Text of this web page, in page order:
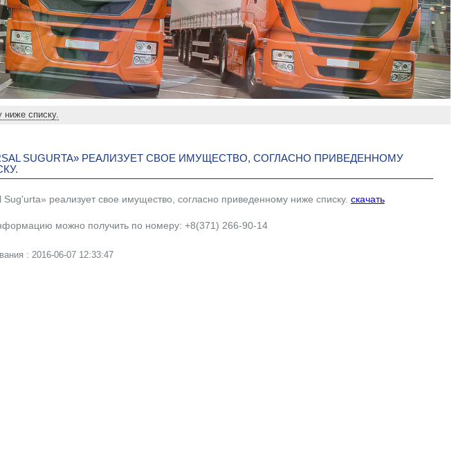
ниже списку.
SUGURTA» РЕАЛИЗУЕТ СВОЕ ИМУЩЕСТВО, СОГЛАСНО ПРИВЕДЕННОМУ
реализует свое имущество, согласно приведенному ниже списку. скачать
можно получить по номеру: +8(371) 266-90-14
: 2016-06-07 12:33:47